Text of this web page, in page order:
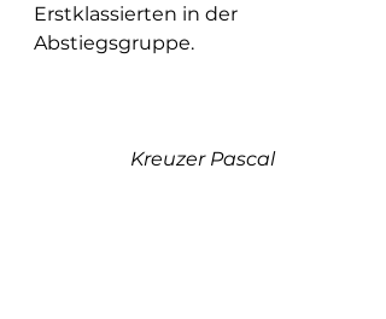
Erstklassierten in der
Abstiegsgruppe.
Kreuzer Pascal